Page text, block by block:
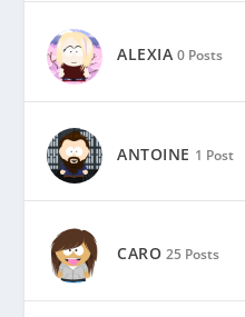
CARO 25 Posts
CAROLINE 4 Posts
CLAIRE 0 Posts